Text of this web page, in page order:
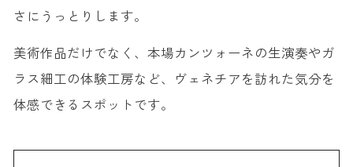
さにうっとりします。
美術作品だけでなく、本場カンツォーネの生演奏やガ
ラス細工の体験工房など、ヴェネチアを訪れた気分を
体感できるスポットです。